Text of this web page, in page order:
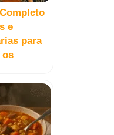
e
para
os